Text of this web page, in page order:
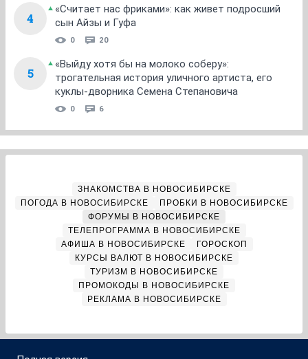
4
«Считает нас фриками»: как живет подросший
сын Айзы и Гуфа
0 20
5
«Выйду хотя бы на молоко соберу»:
трогательная история уличного артиста, его
куклы-дворника Семена Степановича
0 6
ЗНАКОМСТВА В НОВОСИБИРСКЕ
ПОГОДА В НОВОСИБИРСКЕ
ПРОБКИ В НОВОСИБИРСКЕ
ФОРУМЫ В НОВОСИБИРСКЕ
ТЕЛЕПРОГРАММА В НОВОСИБИРСКЕ
АФИША В НОВОСИБИРСКЕ
ГОРОСКОП
КУРСЫ ВАЛЮТ В НОВОСИБИРСКЕ
ТУРИЗМ В НОВОСИБИРСКЕ
ПРОМОКОДЫ В НОВОСИБИРСКЕ
РЕКЛАМА В НОВОСИБИРСКЕ